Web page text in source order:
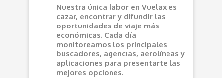
Nuestra única labor en Vuelax es
cazar, encontrar y difundir las
oportunidades de viaje más
económicas. Cada día
monitoreamos los principales
buscadores, agencias, aerolíneas y
aplicaciones para presentarte las
mejores opciones.